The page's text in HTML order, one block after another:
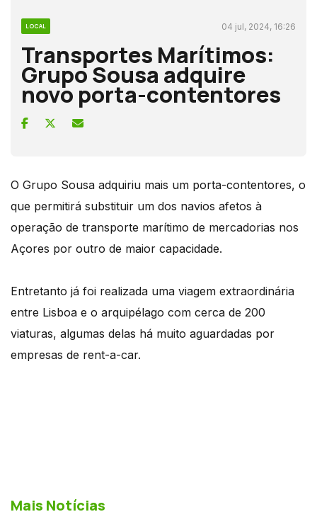
LOCAL 04 jul, 2024, 16:26
Transportes Marítimos:
Grupo Sousa adquire
novo porta-contentores
O Grupo Sousa adquiriu mais um porta-contentores, o
que permitirá substituir um dos navios afetos à
operação de transporte marítimo de mercadorias nos
Açores por outro de maior capacidade.
Entretanto já foi realizada uma viagem extraordinária
entre Lisboa e o arquipélago com cerca de 200
viaturas, algumas delas há muito aguardadas por
empresas de rent-a-car.
Mais Notícias